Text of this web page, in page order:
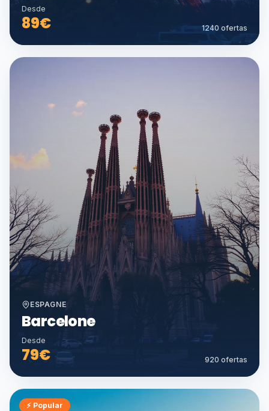
Desde
89€ 1240 ofertas
ESPAGNE
Barcelone
Desde
79€ 920 ofertas
⚡ Popular